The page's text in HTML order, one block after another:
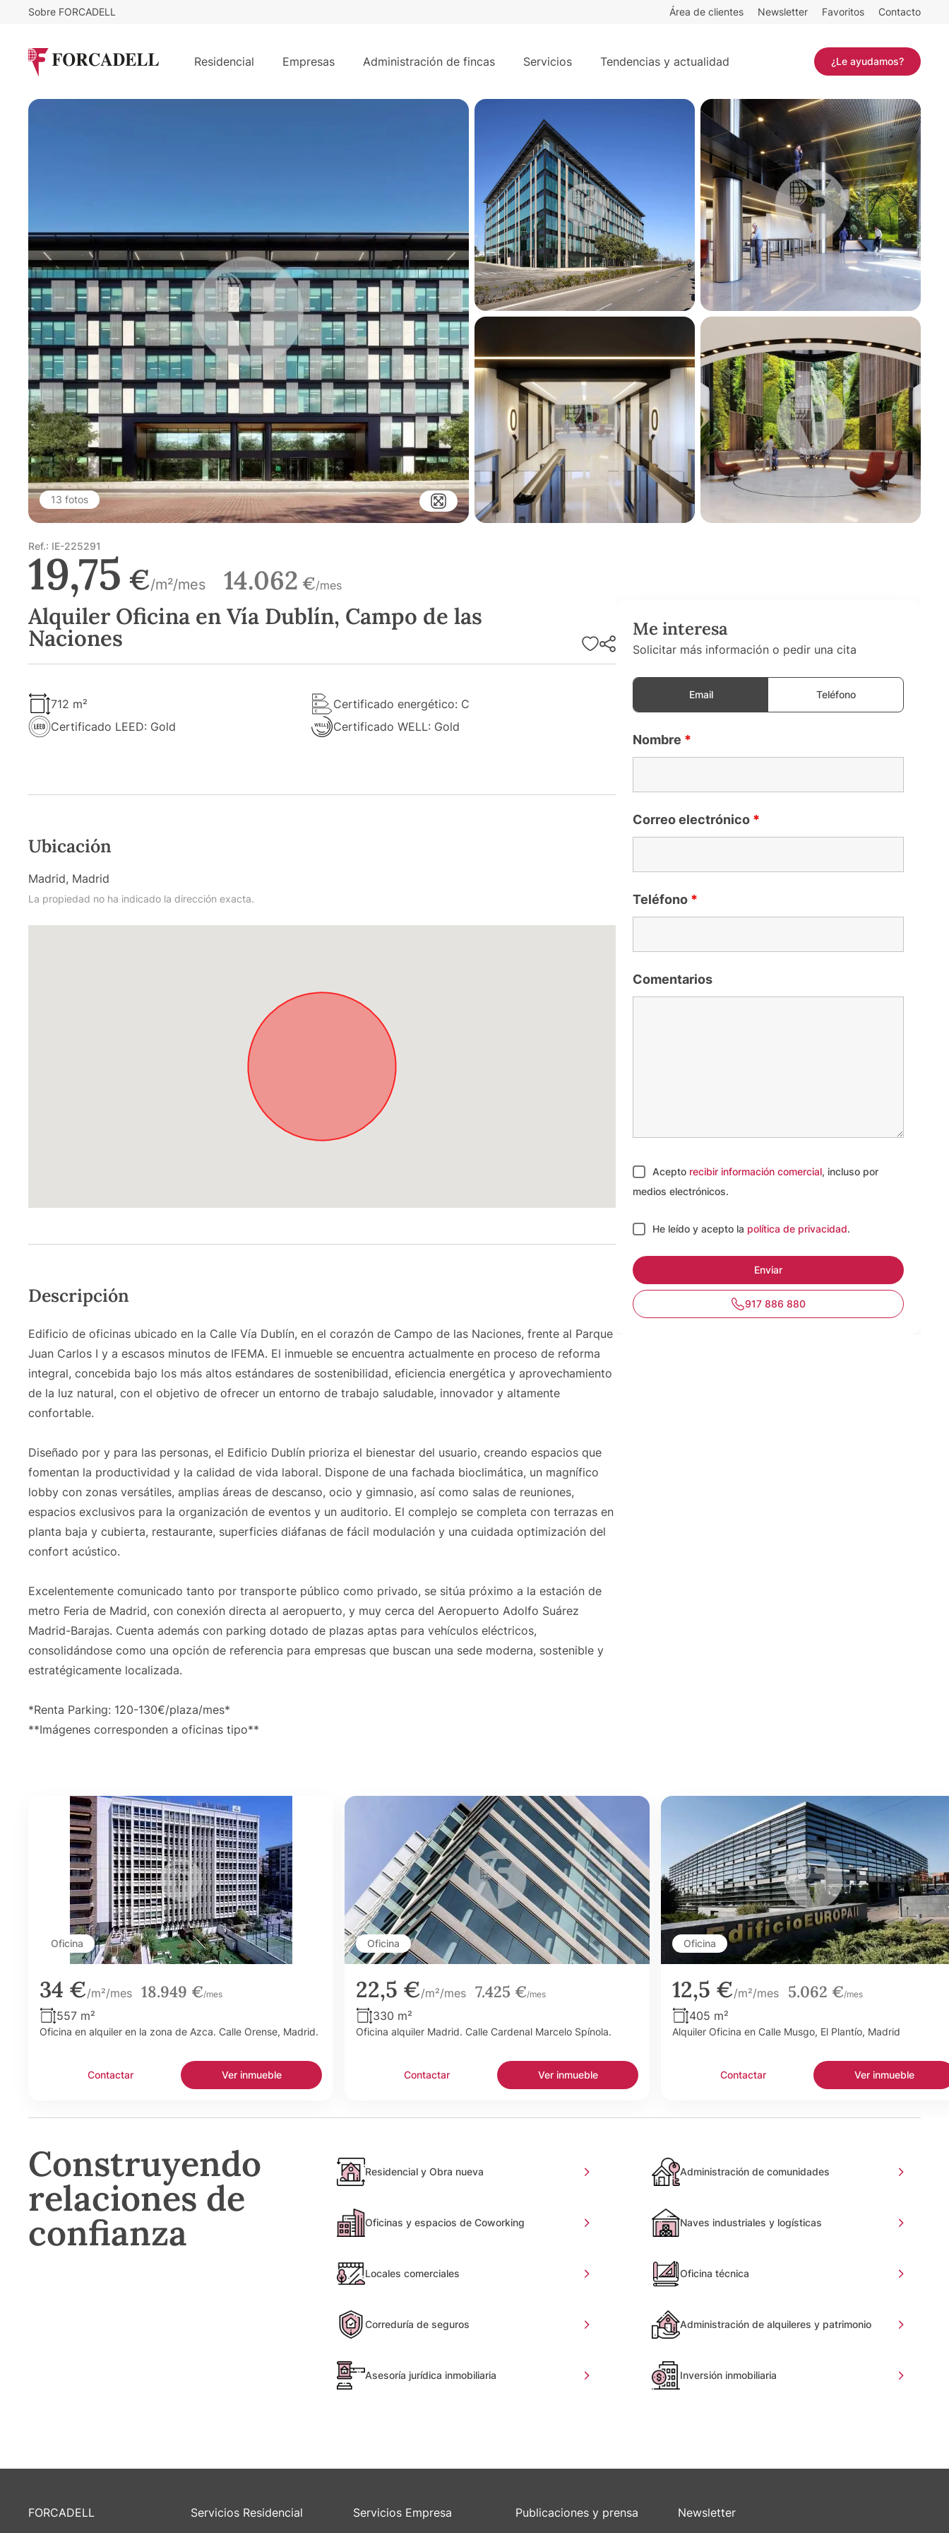
Sobre FORCADELL Área de clientes Newsletter Favoritos Contacto
Residencial Empresas Administración de fincas Servicios Tendencias y actualidad ¿Le ayudamos?
Alquiler Oficina en Vía Dublín, Campo de las Naciones
13 fotos
Ref.: IE-225291
19,75 €/m²/mes 14.062 €/mes
Alquiler Oficina en Vía Dublín, Campo de las
Naciones
712 m²
Certificado energético: C
Certificado LEED: Gold
Certificado WELL: Gold
Ubicación
Madrid, Madrid
La propiedad no ha indicado la dirección exacta.
Descripción
Edificio de oficinas ubicado en la Calle Vía Dublín, en el corazón de Campo de las Naciones, frente al Parque
Juan Carlos I y a escasos minutos de IFEMA. El inmueble se encuentra actualmente en proceso de reforma
integral, concebida bajo los más altos estándares de sostenibilidad, eficiencia energética y aprovechamiento
de la luz natural, con el objetivo de ofrecer un entorno de trabajo saludable, innovador y altamente
confortable.
Diseñado por y para las personas, el Edificio Dublín prioriza el bienestar del usuario, creando espacios que
fomentan la productividad y la calidad de vida laboral. Dispone de una fachada bioclimática, un magnífico
lobby con zonas versátiles, amplias áreas de descanso, ocio y gimnasio, así como salas de reuniones,
espacios exclusivos para la organización de eventos y un auditorio. El complejo se completa con terrazas en
planta baja y cubierta, restaurante, superficies diáfanas de fácil modulación y una cuidada optimización del
confort acústico.
Excelentemente comunicado tanto por transporte público como privado, se sitúa próximo a la estación de
metro Feria de Madrid, con conexión directa al aeropuerto, y muy cerca del Aeropuerto Adolfo Suárez
Madrid-Barajas. Cuenta además con parking dotado de plazas aptas para vehículos eléctricos,
consolidándose como una opción de referencia para empresas que buscan una sede moderna, sostenible y
estratégicamente localizada.
*Renta Parking: 120-130€/plaza/mes*
**Imágenes corresponden a oficinas tipo**
Me interesa
Solicitar más información o pedir una cita
Email Teléfono
Nombre *
Correo electrónico *
Teléfono *
Comentarios
Acepto recibir información comercial, incluso por
medios electrónicos.
He leído y acepto la política de privacidad.
917 886 880
Oficina
34 €/m²/mes 18.949 €/mes
557 m²
Oficina en alquiler en la zona de Azca. Calle Orense, Madrid.
Contactar Ver inmueble
Oficina
22,5 €/m²/mes 7.425 €/mes
330 m²
Oficina alquiler Madrid. Calle Cardenal Marcelo Spínola.
Contactar Ver inmueble
Oficina
12,5 €/m²/mes 5.062 €/mes
405 m²
Alquiler Oficina en Calle Musgo, El Plantío, Madrid
Contactar Ver inmueble
Construyendo
relaciones de
confianza
Residencial y Obra nueva Administración de comunidades
Oficinas y espacios de Coworking Naves industriales y logísticas
Locales comerciales Oficina técnica
Correduría de seguros Administración de alquileres y patrimonio
Asesoría jurídica inmobiliaria Inversión inmobiliaria
FORCADELL Servicios Residencial Servicios Empresa Publicaciones y prensa Newsletter